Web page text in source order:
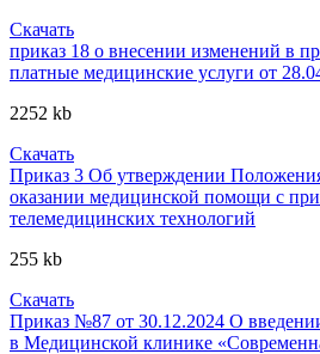
Скачать
приказ 18 о внесении изменений в
платные медицинские услуги от
2252 kb
Скачать
Приказ 3 Об утверждении
оказании медицинской помощи с
телемедицинских технологий
255 kb
Скачать
Приказ №87 от 30.12.2024 О
в Медицинской клинике